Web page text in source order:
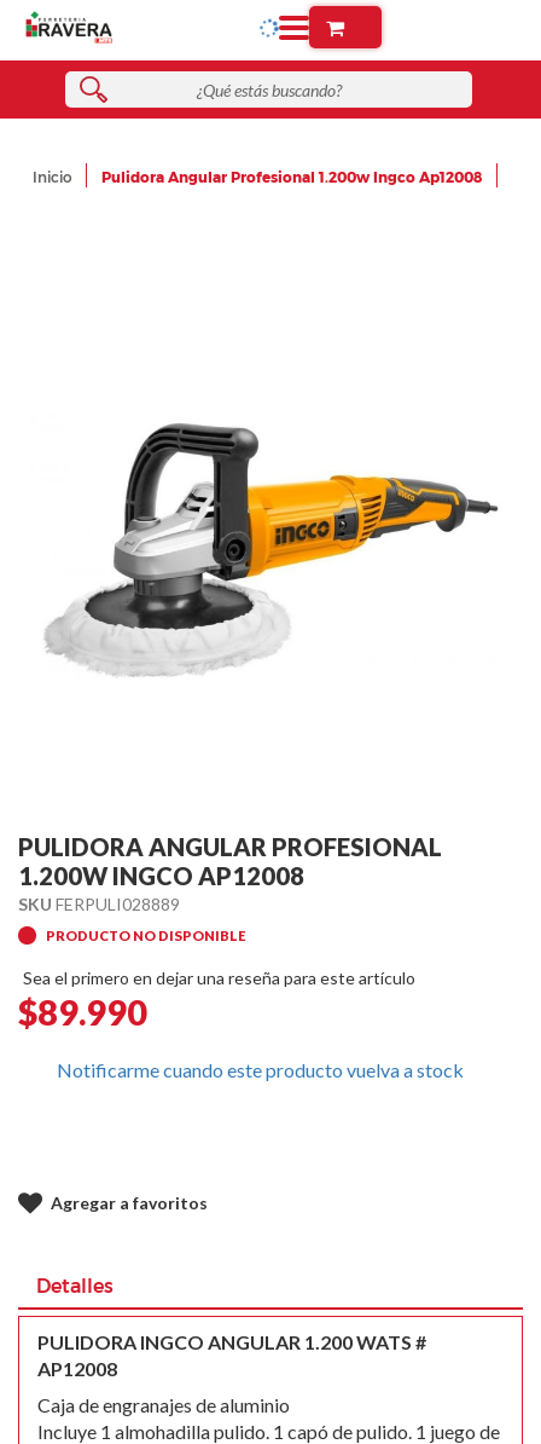
Inicio Pulidora Angular Profesional 1.200w Ingco Ap12008
to
the
beginning
of
the
images
gallery
PULIDORA ANGULAR PROFESIONAL
1.200W INGCO AP12008
SKU FERPULI028889
PRODUCTO NO DISPONIBLE
Sea el primero en dejar una reseña para este artículo
$89.990
Notificarme cuando este producto vuelva a stock
Agregar a favoritos
Detalles
PULIDORA INGCO ANGULAR 1.200 WATS #
AP12008
Caja de engranajes de aluminio
Incluye 1 almohadilla pulido. 1 capó de pulido. 1 juego de